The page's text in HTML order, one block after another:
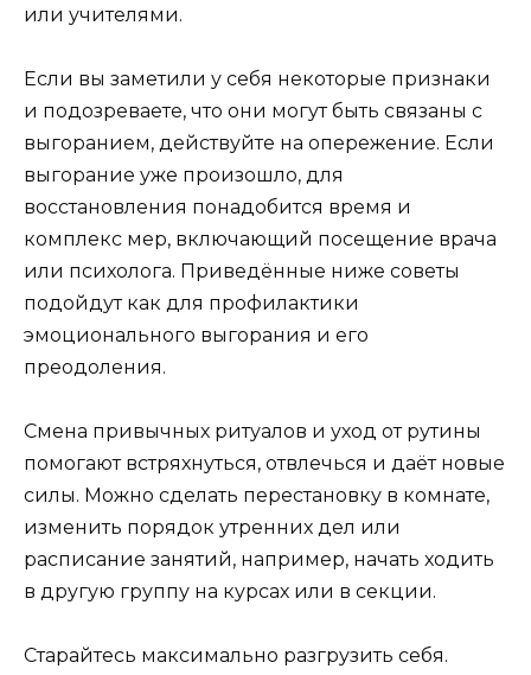
или учителями.
Если вы заметили у себя некоторые признаки
и подозреваете, что они могут быть связаны с
выгоранием, действуйте на опережение. Если
выгорание уже произошло, для
восстановления понадобится время и
комплекс мер, включающий посещение врача
или психолога. Приведённые ниже советы
подойдут как для профилактики
эмоционального выгорания и его
преодоления.
Смена привычных ритуалов и уход от рутины
помогают встряхнуться, отвлечься и даёт новые
силы. Можно сделать перестановку в комнате,
изменить порядок утренних дел или
расписание занятий, например, начать ходить
в другую группу на курсах или в секции.
Старайтесь максимально разгрузить себя.